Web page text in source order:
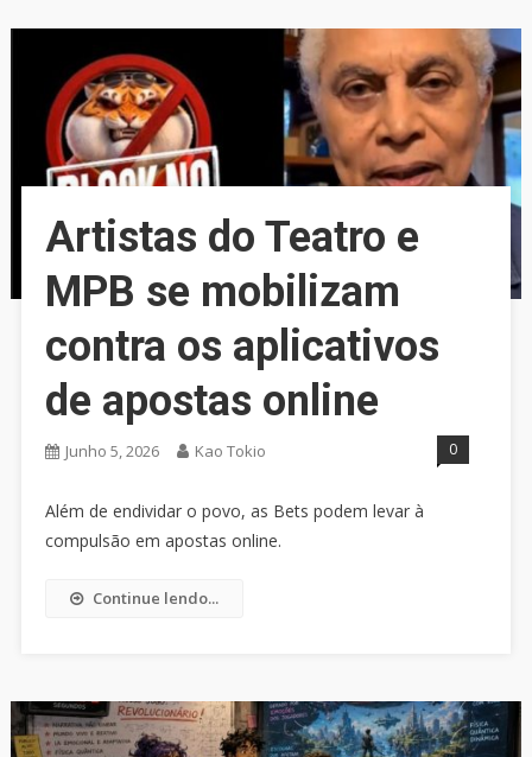
Artistas do Teatro e
MPB se mobilizam
contra os aplicativos
de apostas online
Junho 5, 2026 Kao Tokio 0
Além de endividar o povo, as Bets podem levar à
compulsão em apostas online.
Continue lendo...